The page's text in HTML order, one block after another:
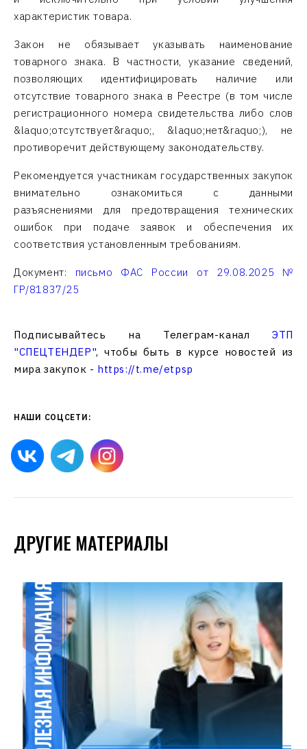
характеристик товара.
Закон не обязывает указывать наименование
товарного знака. В частности, указание сведений,
позволяющих идентифицировать наличие или
отсутствие товарного знака в Реестре (в том числе
регистрационного номера свидетельства либо слов
&laquo;отсутствует&raquo;, &laquo;нет&raquo;), не
противоречит действующему законодательству.
Рекомендуется участникам государственных закупок
внимательно ознакомиться с данными
разъяснениями для предотвращения технических
ошибок при подаче заявок и обеспечения их
соответствия установленным требованиям.
Документ: письмо ФАС России от 29.08.2025 №
ГР/81837/25
Подписывайтесь на Телеграм-каналЭТП
"СПЕЦТЕНДЕР", чтобы быть в курсе новостей из
мира закупок - https://t.me/etpsp
НАШИ СОЦСЕТИ:
ДРУГИЕ МАТЕРИАЛЫ